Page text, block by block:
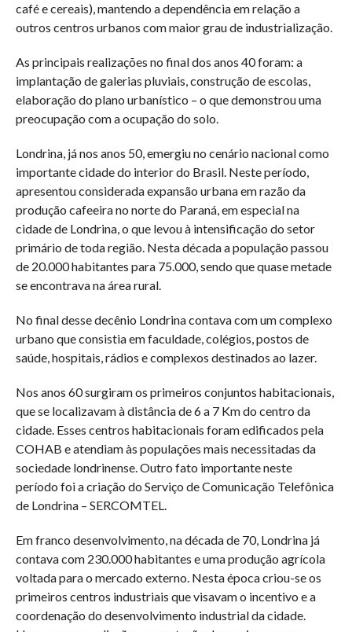
café e cereais), mantendo a dependência em relação a
outros centros urbanos com maior grau de industrialização.
As principais realizações no final dos anos 40 foram: a
implantação de galerias pluviais, construção de escolas,
elaboração do plano urbanístico – o que demonstrou uma
preocupação com a ocupação do solo.
Londrina, já nos anos 50, emergiu no cenário nacional como
importante cidade do interior do Brasil. Neste período,
apresentou considerada expansão urbana em razão da
produção cafeeira no norte do Paraná, em especial na
cidade de Londrina, o que levou à intensificação do setor
primário de toda região. Nesta década a população passou
de 20.000 habitantes para 75.000, sendo que quase metade
se encontrava na área rural.
No final desse decênio Londrina contava com um complexo
urbano que consistia em faculdade, colégios, postos de
saúde, hospitais, rádios e complexos destinados ao lazer.
Nos anos 60 surgiram os primeiros conjuntos habitacionais,
que se localizavam à distância de 6 a 7 Km do centro da
cidade. Esses centros habitacionais foram edificados pela
COHAB e atendiam às populações mais necessitadas da
sociedade londrinense. Outro fato importante neste
período foi a criação do Serviço de Comunicação Telefônica
de Londrina – SERCOMTEL.
Em franco desenvolvimento, na década de 70, Londrina já
contava com 230.000 habitantes e uma produção agrícola
voltada para o mercado externo. Nesta época criou-se os
primeiros centros industriais que visavam o incentivo e a
coordenação do desenvolvimento industrial da cidade.